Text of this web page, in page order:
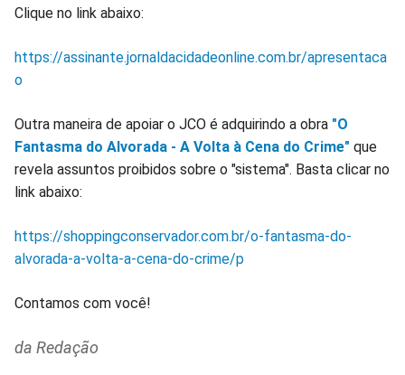
Clique no link abaixo:
https://assinante.jornaldacidadeonline.com.br/apresentaca
o
Outra maneira de apoiar o JCO é adquirindo a obra "O
Fantasma do Alvorada - A Volta à Cena do Crime" que
revela assuntos proibidos sobre o "sistema". Basta clicar no
link abaixo:
https://shoppingconservador.com.br/o-fantasma-do-
alvorada-a-volta-a-cena-do-crime/p
Contamos com você!
da Redação